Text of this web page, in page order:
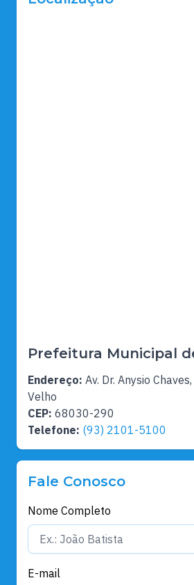
Prefeitura Municipal
Endereço: Av. Dr. Anysio
Velho
CEP: 68030-290
Telefone: (93) 2101-5100
Fale Conosco
Nome Completo
E-mail